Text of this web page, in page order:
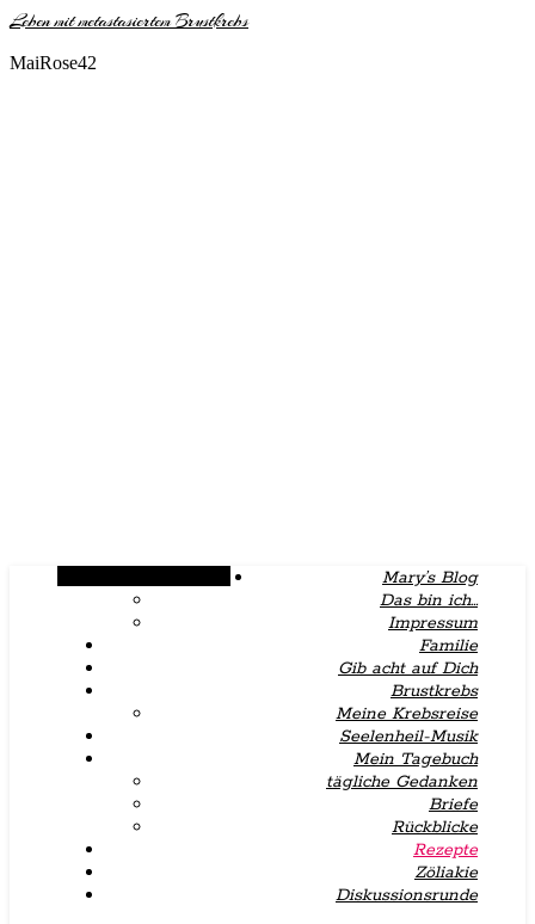
Leben mit metastasiertem Brustkrebs
MaiRose42
Mary’s Blog
Das bin ich…
Impressum
Familie
Gib acht auf Dich
Brustkrebs
Meine Krebsreise
Seelenheil-Musik
Mein Tagebuch
tägliche Gedanken
Briefe
Rückblicke
Rezepte
Zöliakie
Diskussionsrunde